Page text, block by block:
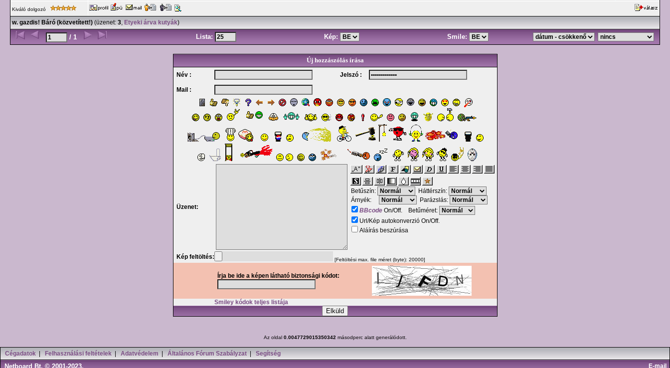
Kiváló dolgozó
w. gazdis! Báró (közvetített!) (üzenet: 3, Etyeki árva kutyák)
/ 1 Lista: Kép: Smile:
Új hozzászólás írása
Név : Jelszó :
Mail :
Üzenet:
Betűszín:
Háttérszín:
Árnyék:
Parázslás:
BBcodeOn/Off. Betűméret:
Url/Kép autokonverzió On/Off.
Aláírás beszúrása
Kép feltöltés: [Feltöltési max. file méret (byte): 20000]
Írja be ide a képen látható biztonsági kódot:
Smiley kódok teljes listája
Az oldal 0.0047729015350342 másodperc alatt generálódott.
Cégadatok Felhasználási feltételek Adatvédelem Általános Fórum Szabályzat Segítség
Netboard Bt. © 2001-2023. E-mail